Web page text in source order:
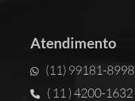
Atendimento
(11) 99181-8998
( 11 ) 4200-1632